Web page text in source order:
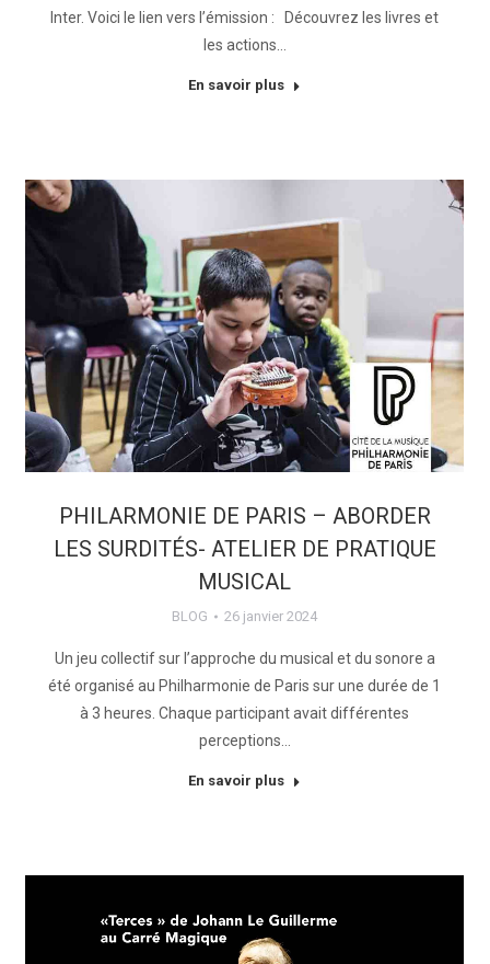
Inter. Voici le lien vers l’émission : Découvrez les livres et
les actions…
En savoir plus
PHILARMONIE DE PARIS – ABORDER
LES SURDITÉS- ATELIER DE PRATIQUE
MUSICAL
BLOG 26 janvier 2024
Un jeu collectif sur l’approche du musical et du sonore a
été organisé au Philharmonie de Paris sur une durée de 1
à 3 heures. Chaque participant avait différentes
perceptions…
En savoir plus